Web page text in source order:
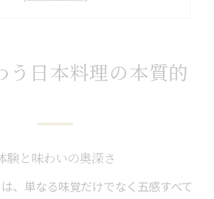
じる日本料理の奥深さを探る
びが際立つ日本料理の深み
類数から知る伝統の幅広さ
う日本料理の本質的
験と味わいの奥深さ
、単なる味覚だけでなく五感すべて